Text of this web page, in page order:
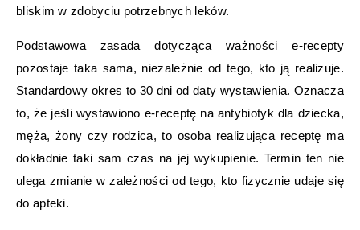
bliskim w zdobyciu potrzebnych leków.
Podstawowa zasada dotycząca ważności e-recepty
pozostaje taka sama, niezależnie od tego, kto ją realizuje.
Standardowy okres to 30 dni od daty wystawienia. Oznacza
to, że jeśli wystawiono e-receptę na antybiotyk dla dziecka,
męża, żony czy rodzica, to osoba realizująca receptę ma
dokładnie taki sam czas na jej wykupienie. Termin ten nie
ulega zmianie w zależności od tego, kto fizycznie udaje się
do apteki.